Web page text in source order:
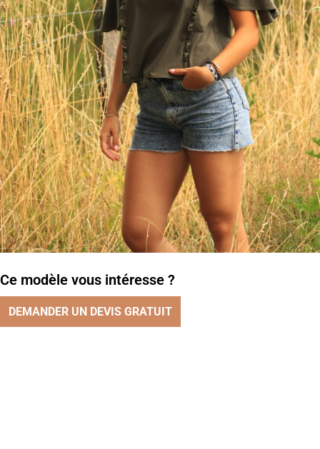
Ce modèle vous intéresse ?
DEMANDER UN DEVIS GRATUIT